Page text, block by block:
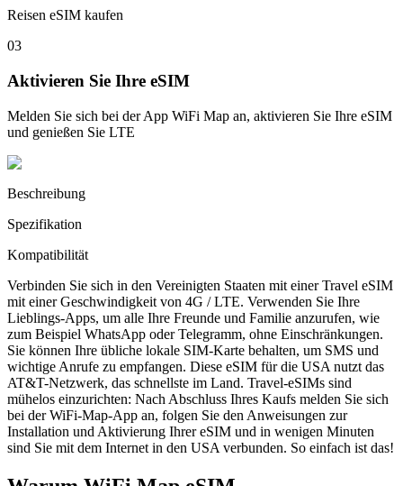
Reisen eSIM kaufen
03
Aktivieren Sie Ihre eSIM
Melden Sie sich bei der App WiFi Map an, aktivieren Sie Ihre eSIM
und genießen Sie LTE
Beschreibung
Spezifikation
Kompatibilität
Verbinden Sie sich in den Vereinigten Staaten mit einer Travel eSIM
mit einer Geschwindigkeit von 4G / LTE. Verwenden Sie Ihre
Lieblings-Apps, um alle Ihre Freunde und Familie anzurufen, wie
zum Beispiel WhatsApp oder Telegramm, ohne Einschränkungen.
Sie können Ihre übliche lokale SIM-Karte behalten, um SMS und
wichtige Anrufe zu empfangen. Diese eSIM für die USA nutzt das
AT&T-Netzwerk, das schnellste im Land. Travel-eSIMs sind
mühelos einzurichten: Nach Abschluss Ihres Kaufs melden Sie sich
bei der WiFi-Map-App an, folgen Sie den Anweisungen zur
Installation und Aktivierung Ihrer eSIM und in wenigen Minuten
sind Sie mit dem Internet in den USA verbunden. So einfach ist das!